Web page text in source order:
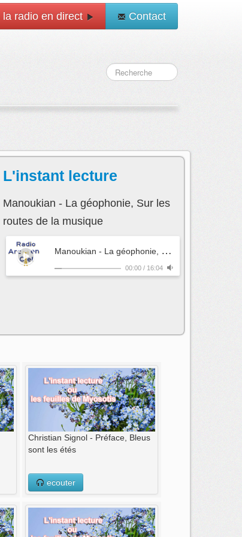
la radio en direct Contact
L'instant lecture
Manoukian - La géophonie, Sur les
routes de la musique
M
anoukian - La géophonie, Sur les routes de la musique
00:00/ 16:04
Christian Signol - Préface, Bleus
sont les étés
ecouter